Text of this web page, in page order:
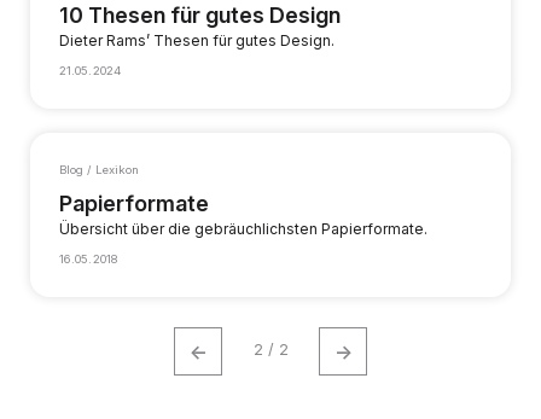
10 Thesen für gutes Design
Dieter Rams’ Thesen für gutes Design.
21.05.2024
Blog / Lexikon
Papierformate
Übersicht über die gebräuchlichsten Papierformate.
16.05.2018
← 2 / 2 →